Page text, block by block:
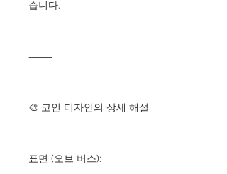
습니다.
⸻
🎨 코인 디자인의 상세 해설
표면 (오브 버스):